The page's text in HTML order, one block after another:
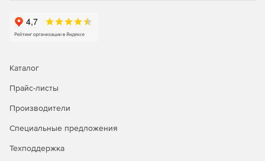
подключение к серверам и браузеру.
автоматизации бизнес-процессов.
Автоматизация исправления неполадок; запуск
Интеграция со службой HelpDesk для
Каталог
Прайс-листы
Производители
Специальные предложения
Техподдержка